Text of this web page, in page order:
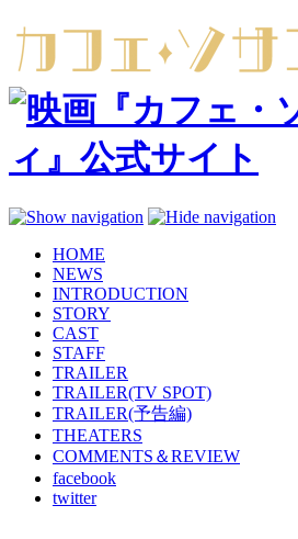
HOME
NEWS
INTRODUCTION
STORY
CAST
STAFF
TRAILER
TRAILER(TV SPOT)
TRAILER(予告編)
THEATERS
COMMENTS＆REVIEW
facebook
twitter